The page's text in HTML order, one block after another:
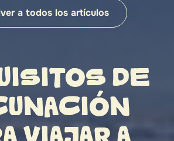
a todos los artículos
DE